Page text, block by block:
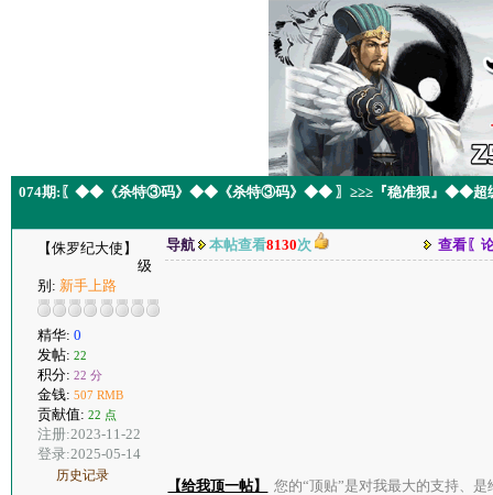
074期:〖◆◆《杀特③码》◆◆《杀特③码》◆◆ 〗≥≥≥『稳准狠』◆◆
【侏罗纪大使】
级
别: 新手上路
精华: 0
发帖: 22
积分: 22 分
金钱: 507 RMB
贡献值: 22 点
注册:2023-11-22
登录:2025-05-14
历史记录
导航 本帖查看8130次 查看〖
【给我顶一帖】 您的“顶贴”是对我最大的支持、